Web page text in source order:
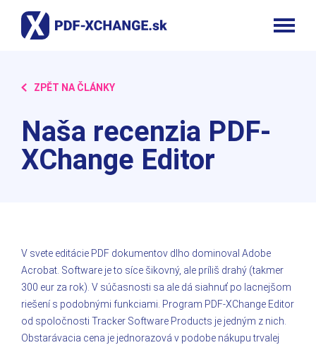
ZPĚT NA ČLÁNKY
Naša recenzia PDF-
XChange Editor
V svete editácie PDF dokumentov dlho dominoval Adobe
Acrobat. Software je to síce šikovný, ale príliš drahý (takmer
300 eur za rok). V súčasnosti sa ale dá siahnuť po lacnejšom
riešení s podobnými funkciami. Program PDF-XChange Editor
od spoločnosti Tracker Software Products je jedným z nich.
Obstarávacia cena je jednorazová v podobe nákupu trvalej